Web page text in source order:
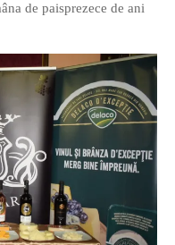
de paisprezece de ani